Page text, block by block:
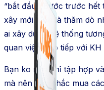
“bắt đầu”. Bước trước hết
xây mới luôn là thăm dò
ai xây dựng hệ thống
quan việc giao tiếp với KH
Bạn ko nên chỉ tập hợp
mà nên cân nhắc mua